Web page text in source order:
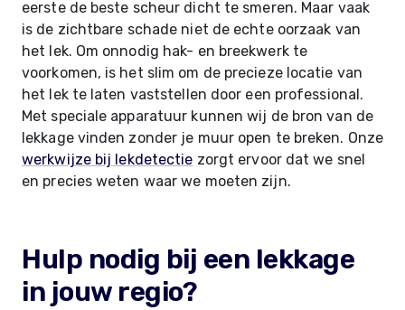
eerste de beste scheur dicht te smeren. Maar vaak
is de zichtbare schade niet de echte oorzaak van
het lek. Om onnodig hak- en breekwerk te
voorkomen, is het slim om de precieze locatie van
het lek te laten vaststellen door een professional.
Met speciale apparatuur kunnen wij de bron van de
lekkage vinden zonder je muur open te breken. Onze
werkwijze bij lekdetectie zorgt ervoor dat we snel
en precies weten waar we moeten zijn.
Hulp nodig bij een lekkage
in jouw regio?